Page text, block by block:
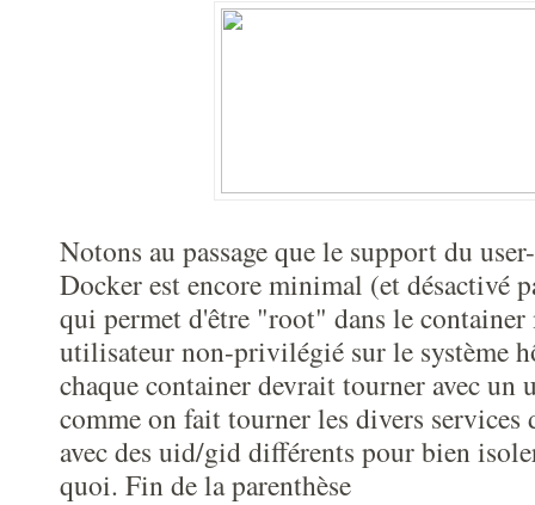
Notons au passage que le support du
Docker est encore minimal (et désactivé
qui permet d'être "root" dans le
utilisateur non-privilégié sur le système
chaque container devrait tourner avec un
comme on fait tourner les divers services
avec des uid/gid différents pour bien
quoi. Fin de la parenthèse